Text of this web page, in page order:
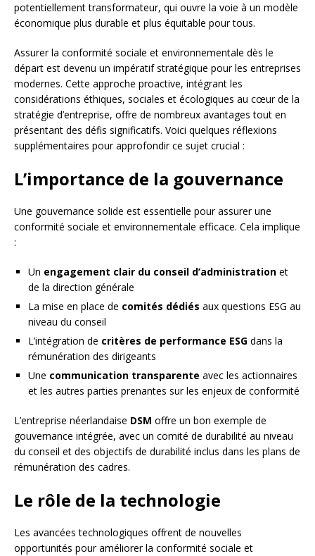
potentiellement transformateur, qui ouvre la voie à un modèle
économique plus durable et plus équitable pour tous.
Assurer la conformité sociale et environnementale dès le
départ est devenu un impératif stratégique pour les entreprises
modernes. Cette approche proactive, intégrant les
considérations éthiques, sociales et écologiques au cœur de la
stratégie d’entreprise, offre de nombreux avantages tout en
présentant des défis significatifs. Voici quelques réflexions
supplémentaires pour approfondir ce sujet crucial :
L’importance de la gouvernance
Une gouvernance solide est essentielle pour assurer une
conformité sociale et environnementale efficace. Cela implique
:
Un engagement clair du conseil d’administration et
de la direction générale
La mise en place de comités dédiés aux questions ESG au
niveau du conseil
L’intégration de critères de performance ESG dans la
rémunération des dirigeants
Une communication transparente avec les actionnaires
et les autres parties prenantes sur les enjeux de conformité
L’entreprise néerlandaise DSM offre un bon exemple de
gouvernance intégrée, avec un comité de durabilité au niveau
du conseil et des objectifs de durabilité inclus dans les plans de
rémunération des cadres.
Le rôle de la technologie
Les avancées technologiques offrent de nouvelles
opportunités pour améliorer la conformité sociale et